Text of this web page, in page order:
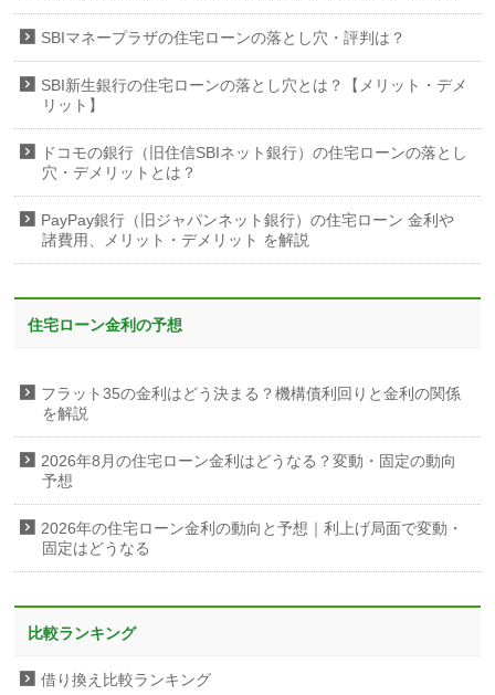
SBIマネープラザの住宅ローンの落とし穴・評判は？
SBI新生銀行の住宅ローンの落とし穴とは？【メリット・デメ
リット】
ドコモの銀行（旧住信SBIネット銀行）の住宅ローンの落とし
穴・デメリットとは？
PayPay銀行（旧ジャパンネット銀行）の住宅ローン 金利や
諸費用、メリット・デメリット を解説
住宅ローン金利の予想
フラット35の金利はどう決まる？機構債利回りと金利の関係
を解説
2026年8月の住宅ローン金利はどうなる？変動・固定の動向
予想
2026年の住宅ローン金利の動向と予想｜利上げ局面で変動・
固定はどうなる
比較ランキング
借り換え比較ランキング